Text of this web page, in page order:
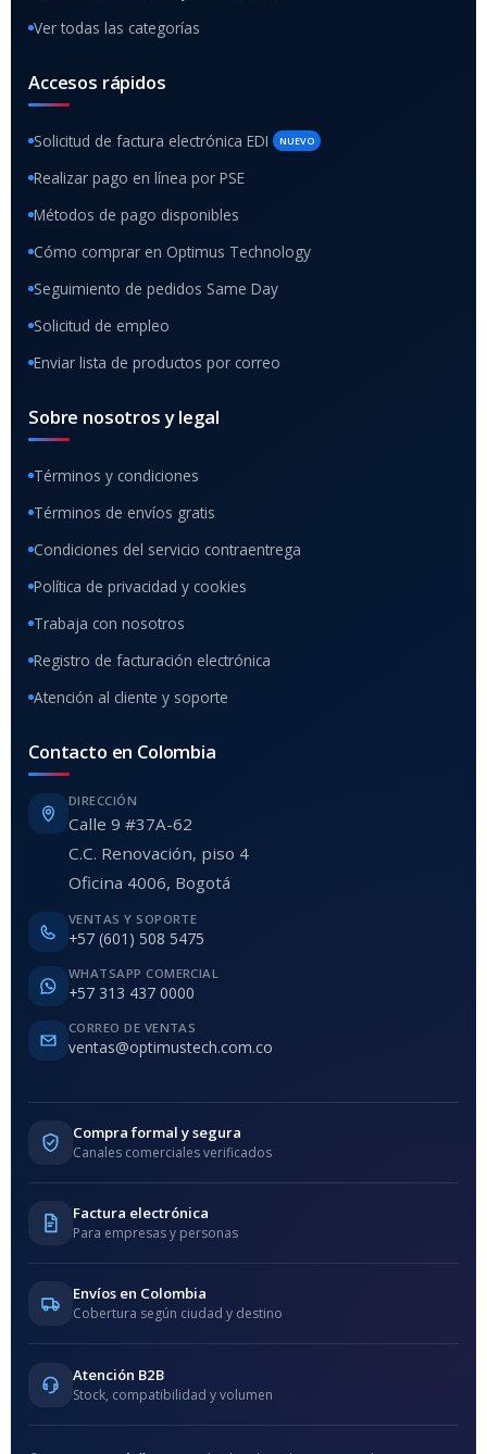
Ver todas las categorías
Accesos rápidos
Solicitud de factura electrónica EDI NUEVO
Realizar pago en línea por PSE
Métodos de pago disponibles
Cómo comprar en Optimus Technology
Seguimiento de pedidos Same Day
Solicitud de empleo
Enviar lista de productos por correo
Sobre nosotros y legal
Términos y condiciones
Términos de envíos gratis
Condiciones del servicio contraentrega
Política de privacidad y cookies
Trabaja con nosotros
Registro de facturación electrónica
Atención al cliente y soporte
Contacto en Colombia
DIRECCIÓN
Calle 9 #37A-62
C.C. Renovación, piso 4
Oficina 4006, Bogotá
VENTAS Y SOPORTE
+57 (601) 508 5475
WHATSAPP COMERCIAL
+57 313 437 0000
CORREO DE VENTAS
ventas@optimustech.com.co
Compra formal y segura
Canales comerciales verificados
Factura electrónica
Para empresas y personas
Envíos en Colombia
Cobertura según ciudad y destino
Atención B2B
Stock, compatibilidad y volumen